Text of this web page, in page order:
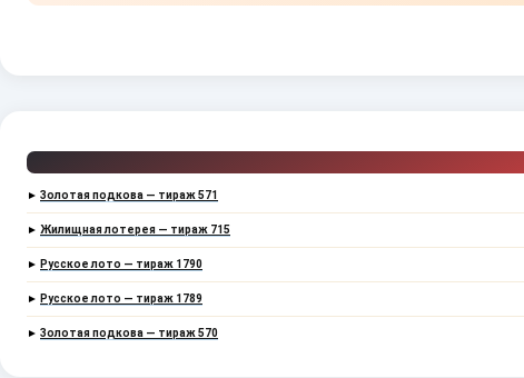
► Золотая подкова — тираж 571
► Жилищная лотерея — тираж 715
► Русское лото — тираж 1790
► Русское лото — тираж 1789
► Золотая подкова — тираж 570